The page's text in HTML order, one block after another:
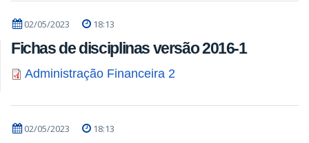
02/05/2023 18:13
Fichas de disciplinas versão 2016-1
Administração Financeira 2
02/05/2023 18:13